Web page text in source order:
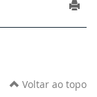
Voltar ao topo